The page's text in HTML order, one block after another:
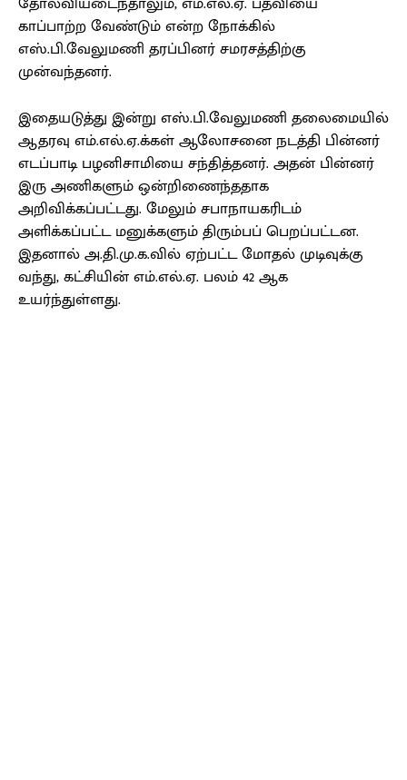
காப்பாற்ற வேண்டும் என்ற நோக்கில்
எஸ்.பி.வேலுமணி தரப்பினர் சமரசத்திற்கு
முன்வந்தனர்.
இதையடுத்து இன்று எஸ்.பி.வேலுமணி தலைமையில்
ஆதரவு எம்.எல்.ஏ.க்கள் ஆலோசனை நடத்தி பின்னர்
எடப்பாடி பழனிசாமியை சந்தித்தனர். அதன் பின்னர்
இரு அணிகளும் ஒன்றிணைந்ததாக
அறிவிக்கப்பட்டது. மேலும் சபாநாயகரிடம்
அளிக்கப்பட்ட மனுக்களும் திரும்பப் பெறப்பட்டன.
இதனால் அ.தி.மு.க.வில் ஏற்பட்ட மோதல் முடிவுக்கு
வந்து, கட்சியின் எம்.எல்.ஏ. பலம் 42 ஆக
உயர்ந்துள்ளது.